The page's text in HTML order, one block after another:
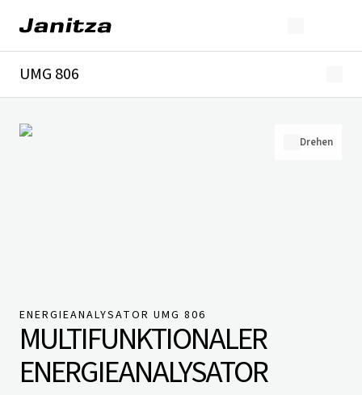
UMG 806
Technische Details
Downloads
Drehen
ENERGIEANALYSATOR UMG 806
MULTIFUNKTIONALER
ENERGIEANALYSATOR